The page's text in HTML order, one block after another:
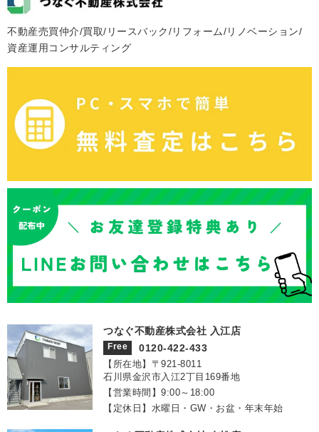
不動産売買仲介/買取/リースバック/リフォーム/リノベーション/
資産運用コンサルティング
つなぐ不動産株式会社 入江店
Free 0120-422-433
【所在地】〒921‐8011
石川県金沢市入江2丁目169番地
【営業時間】9:00～18:00
【定休日】水曜日・GW・お盆・年末年始